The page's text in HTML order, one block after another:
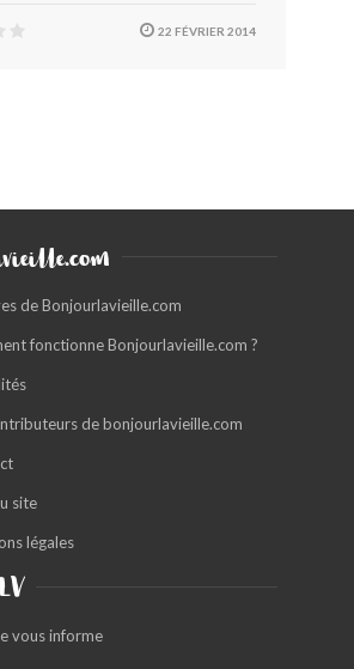
22 FÉVRIER 2014
de Bonjourlavieille.com
fonctionne Bonjourlavieille.com ?
de bonjourlavieille.com
site
légales
vous informe